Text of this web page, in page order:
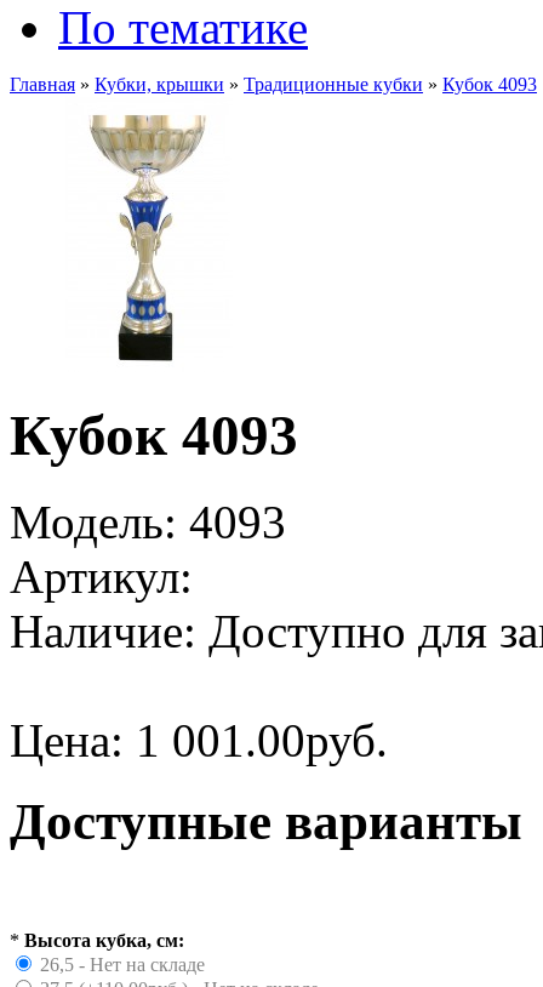
По тематике
Главная » Кубки, крышки » Традиционные кубки » Кубок 4093
Кубок 4093
Модель: 4093
Артикул:
Наличие: Доступно для
Цена: 1 001.00руб.
Доступные варианты
* Высота кубка, см:
26,5 - Нет на складе